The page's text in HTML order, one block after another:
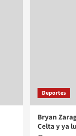
Deportes
Bryan
Celta y ya